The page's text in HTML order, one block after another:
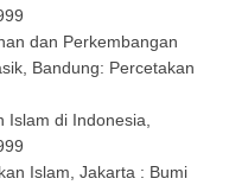
dan Perkembangan
Bandung: Percetakan
Islam di Indonesia,
Islam, Jakarta : Bumi